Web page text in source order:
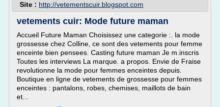
Site : http://vetementscuir.blogspot.com
vetements cuir: Mode future maman
Accueil Future Maman Choisissez une categorie :. la mode
grossesse chez Colline, ce sont des vetements pour femme
enceinte bien pensees. Casting future maman Je m.inscris
Toutes les interviews La marque. a propos. Envie de Fraise
revolutionne la mode pour femmes enceintes depuis.
Boutique en ligne de vetements de grossesse pour femmes
enceintes : pantalons, robes, chemises, maillots de bain
et...